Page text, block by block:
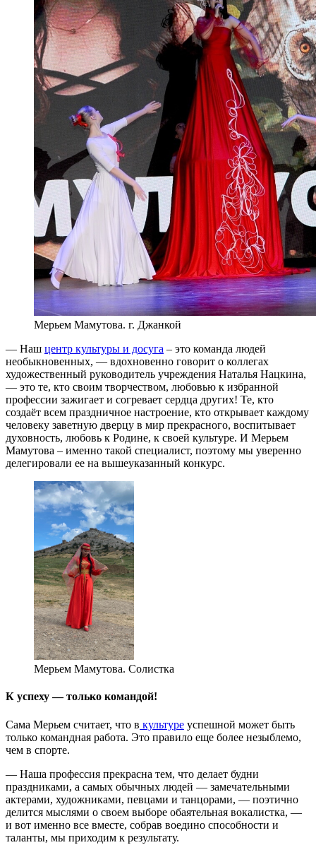
Мерьем Мамутова. г. Джанкой
— Наш центр культуры и досуга – это команда людей
необыкновенных, — вдохновенно говорит о коллегах
художественный руководитель учреждения Наталья Нацкина,
— это те, кто своим творчеством, любовью к избранной
профессии зажигает и согревает сердца других! Те, кто
создаёт всем праздничное настроение, кто открывает каждому
человеку заветную дверцу в мир прекрасного, воспитывает
духовность, любовь к Родине, к своей культуре. И Мерьем
Мамутова – именно такой специалист, поэтому мы уверенно
делегировали ее на вышеуказанный конкурс.
Мерьем Мамутова. Солистка
К успеху — только командой!
Сама Мерьем считает, что в культуре успешной может быть
только командная работа. Это правило еще более незыблемо,
чем в спорте.
— Наша профессия прекрасна тем, что делает будни
праздниками, а самых обычных людей — замечательными
актерами, художниками, певцами и танцорами, — поэтично
делится мыслями о своем выборе обаятельная вокалистка, —
и вот именно все вместе, собрав воедино способности и
таланты, мы приходим к результату.